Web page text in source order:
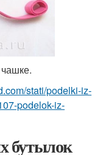
stati/podelki-iz-
podelok-iz-
бутылок